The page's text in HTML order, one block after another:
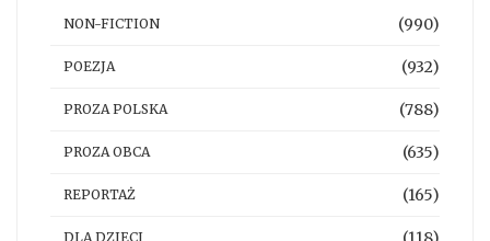
NON-FICTION (990)
POEZJA (932)
PROZA POLSKA (788)
PROZA OBCA (635)
REPORTAŻ (165)
DLA DZIECI